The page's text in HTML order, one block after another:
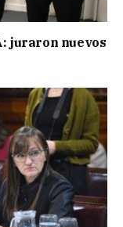
juraron nuevos